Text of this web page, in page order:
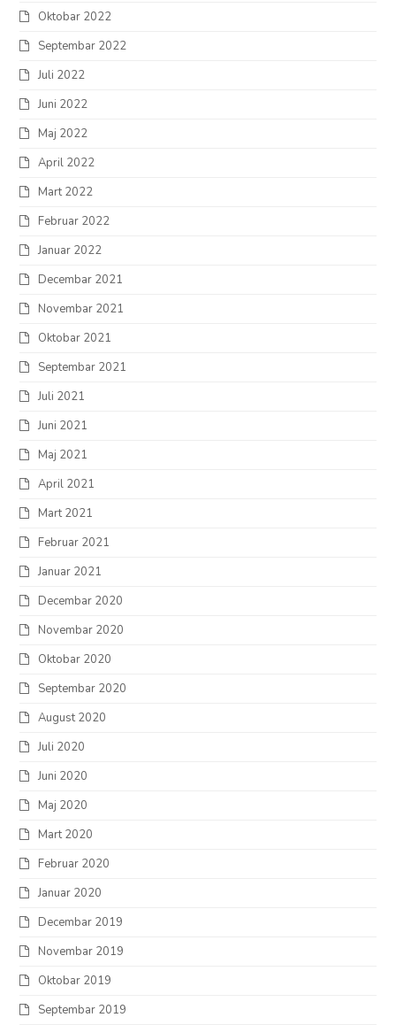
Oktobar 2022
Septembar 2022
Juli 2022
Juni 2022
Maj 2022
April 2022
Mart 2022
Februar 2022
Januar 2022
Decembar 2021
Novembar 2021
Oktobar 2021
Septembar 2021
Juli 2021
Juni 2021
Maj 2021
April 2021
Mart 2021
Februar 2021
Januar 2021
Decembar 2020
Novembar 2020
Oktobar 2020
Septembar 2020
August 2020
Juli 2020
Juni 2020
Maj 2020
Mart 2020
Februar 2020
Januar 2020
Decembar 2019
Novembar 2019
Oktobar 2019
Septembar 2019